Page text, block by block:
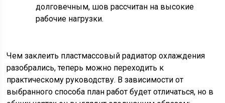
долговечным, шов рассчитан на высокие
рабочие нагрузки.
Чем заклеить пластмассовый радиатор охлаждения
разобрались, теперь можно переходить к
практическому руководству. В зависимости от
выбранного способа план работ будет отличаться, но в